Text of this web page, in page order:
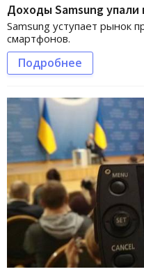
Доходы Samsung упали
Samsung уступает рынок
смартфонов.
Подробнее